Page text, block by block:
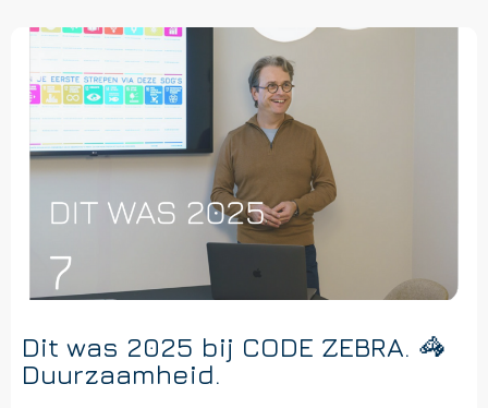
Dit was 2025 bij CODE ZEBRA. 🦓
Duurzaamheid.